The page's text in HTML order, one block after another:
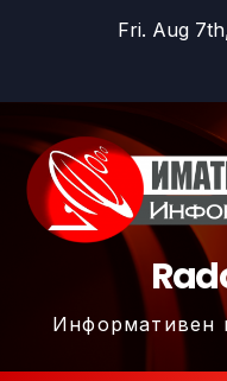
Fri. Aug
Информативен